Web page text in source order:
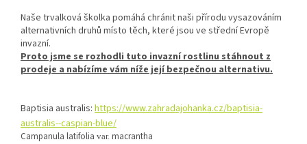
Naše trvalková školka pomáhá chránit naši přírodu vysazováním
alternativních druhů místo těch, které jsou ve střední Evropě
invazní.
Proto jsme se rozhodli tuto invazní rostlinu stáhnout z
prodeje a nabízíme vám níže její bezpečnou alternativu.
Baptisia australis: https://www.zahradajohanka.cz/baptisia-
australis--caspian-blue/
Campanula latifolia var. macrantha